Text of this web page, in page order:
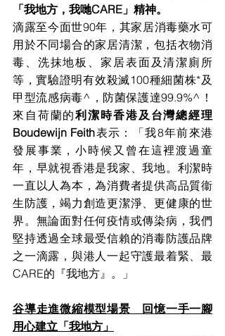
「我地方，我哋CARE」精神。
滴露至今面世90年，其家居消毒藥水可
用於不同場合的家居清潔，包括衣物消
毒、洗抹地板、家居表面及清潔廁所
等，實驗證明有效殺滅100種細菌株*及
甲型流感病毒^，防菌保護達99.9%^！
來自荷蘭的利潔時香港及台灣總經理
Boudewijn Feith表示：「我8年前來港
發展事業，小時候又曾在這裡渡過童
年，早就視香港是我家、我地。利潔時
一直以人為本，為消費者提供高品質衞
生防護，竭力創造更潔淨、更健康的世
界。無論面對任何疫情或傳染病，我們
堅持透過全球最受信賴的消毒防護品牌
之一滴露，與港人一起守護最着緊、最
CARE的『我地方』。」
谷導走進微縮模型場景　回憶一手一腳
用心建立「我地方」